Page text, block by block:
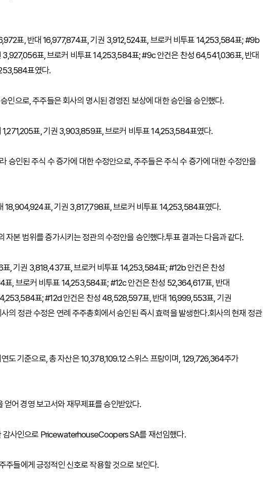
표, 반대 16,977,874표, 기권 3,912,524표, 브로커 비투표 14,253,584표; #9b
표, 브로커 비투표 14,253,584표; #9c 안건은 찬성 64,541,036표, 반대
표였다.
인으로, 주주들은 회사의 명시된 경영진 보상에 대한 승인을 승인했다.
표, 기권 3,903,859표, 브로커 비투표 14,253,584표였다.
승인된 주식 수 증가에 대한 수정안으로, 주주들은 주식 수 증가에 대한 수정안을
18,904,924표, 기권 3,817,798표, 브로커 비투표 14,253,584표였다.
자본 범위를 증가시키는 정관의 수정안을 승인했다.투표 결과는 다음과 같다.
, 기권 3,818,437표, 브로커 비투표 14,253,584표; #12b 안건은 찬성
, 브로커 비투표 14,253,584표; #12c 안건은 찬성 52,364,617표, 반대
표; #12d 안건은 찬성 48,528,597표, 반대 16,999,553표, 기권
의 정관 수정은 연례 주주총회에서 승인된 즉시 효력을 발생한다.회사의 현재 정관
도 기준으로, 총 자산은 10,378,109.12 스위스 프랑이며, 129,726,364주가
어 경영 보고서와 재무제표를 승인받았다.
감사인으로 PricewaterhouseCoopers SA를 재선임했다.
주들에게 긍정적인 신호로 작용할 것으로 보인다.